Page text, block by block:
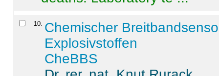
10 Chemischer
Explosivstoffen
CheBBS